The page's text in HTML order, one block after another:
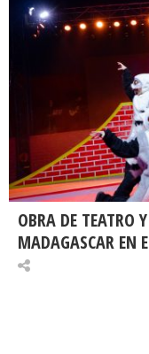
OBRA DE TEATRO
MADAGASCAR EN